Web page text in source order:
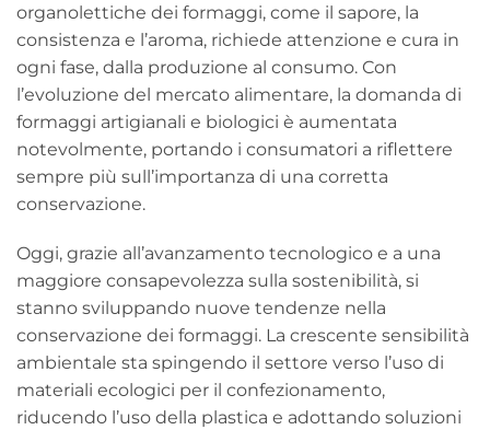
organolettiche dei formaggi, come il sapore, la
consistenza e l’aroma, richiede attenzione e cura in
ogni fase, dalla produzione al consumo. Con
l’evoluzione del mercato alimentare, la domanda di
formaggi artigianali e biologici è aumentata
notevolmente, portando i consumatori a riflettere
sempre più sull’importanza di una corretta
conservazione.
Oggi, grazie all’avanzamento tecnologico e a una
maggiore consapevolezza sulla sostenibilità, si
stanno sviluppando nuove tendenze nella
conservazione dei formaggi. La crescente sensibilità
ambientale sta spingendo il settore verso l’uso di
materiali ecologici per il confezionamento,
riducendo l’uso della plastica e adottando soluzioni